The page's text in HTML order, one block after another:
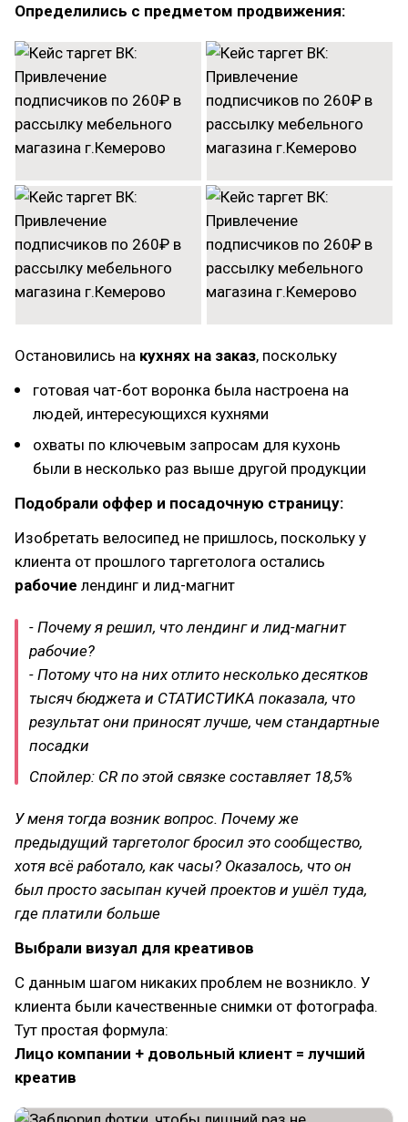
Определились с предметом продвижения:
Остановились на кухнях на заказ, поскольку
готовая чат-бот воронка была настроена на
людей, интересующихся кухнями
охваты по ключевым запросам для кухонь
были в несколько раз выше другой продукции
Подобрали оффер и посадочную страницу:
Изобретать велосипед не пришлось, поскольку у
клиента от прошлого таргетолога остались
рабочие лендинг и лид-магнит
- Почему я решил, что лендинг и лид-магнит
рабочие?
- Потому что на них отлито несколько десятков
тысяч бюджета и СТАТИСТИКА показала, что
результат они приносят лучше, чем стандартные
посадки
Спойлер: CR по этой связке составляет 18,5%
У меня тогда возник вопрос. Почему же
предыдущий таргетолог бросил это сообщество,
хотя всё работало, как часы? Оказалось, что он
был просто засыпан кучей проектов и ушёл туда,
где платили больше
Выбрали визуал для креативов
С данным шагом никаких проблем не возникло. У
клиента были качественные снимки от фотографа.
Тут простая формула:
Лицо компании + довольный клиент = лучший
креатив